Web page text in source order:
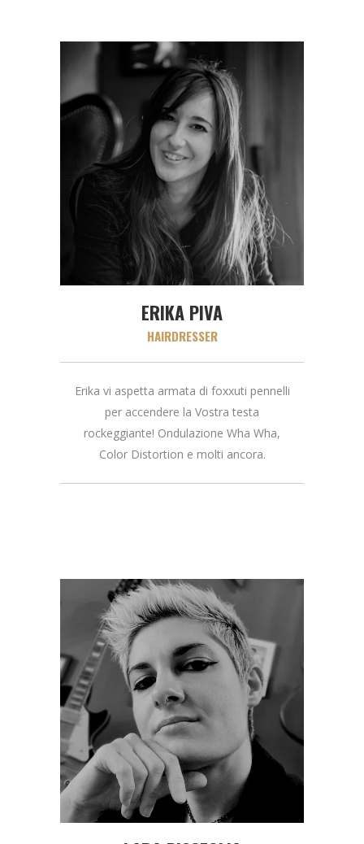
ERIKA PIVA
HAIRDRESSER
Erika vi aspetta armata di foxxuti pennelli
per accendere la Vostra testa
rockeggiante! Ondulazione Wha Wha,
Color Distortion e molti ancora.